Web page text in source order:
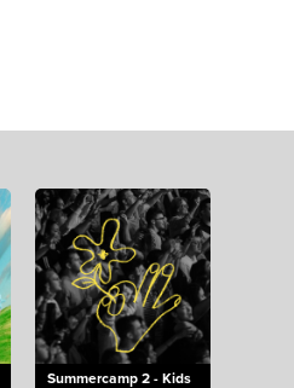
Summercamp 2 - Kids